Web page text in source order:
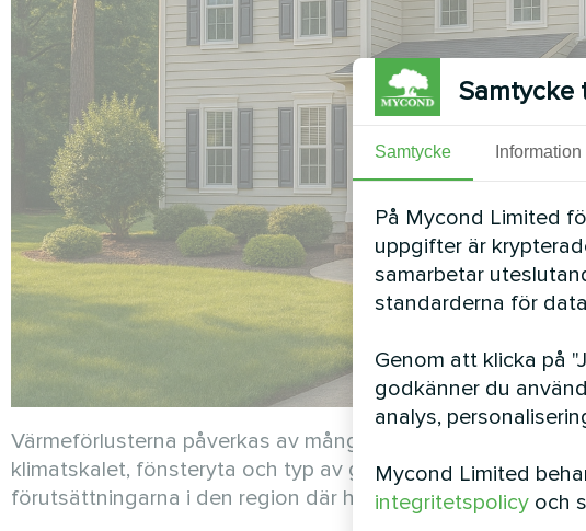
Värmeförlusterna påverkas av många faktorer:
klimatskalet, fönsteryta och typ av glasning, förekomst
förutsättningarna i den region där huset ligger.
Samtycke
Samtycke
På Mycond Limited
uppgifter är
samarbetar
standarderna för
Genom att klicka på
godkänner du
analys,
Mycond Limited
integritetspolicy och